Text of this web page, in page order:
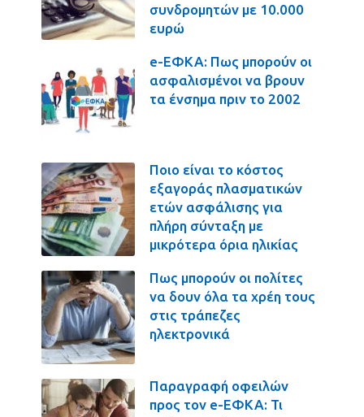
συνδρομητών με 10.000
ευρώ
e-ΕΦΚΑ: Πως μπορούν οι
ασφαλισμένοι να βρουν
τα ένσημα πριν το 2002
Ποιο είναι το κόστος
εξαγοράς πλασματικών
ετών ασφάλισης για
πλήρη σύνταξη με
μικρότερα όρια ηλικίας
Πως μπορούν οι πολίτες
να δουν όλα τα χρέη τους
στις τράπεζες
ηλεκτρονικά
Παραγραφή οφειλών
προς τον e-ΕΦΚΑ: Τι